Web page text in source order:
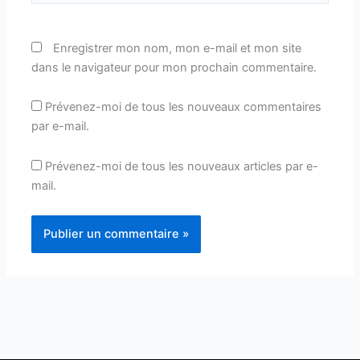
Enregistrer mon nom, mon e-mail et mon site
dans le navigateur pour mon prochain commentaire.
Prévenez-moi de tous les nouveaux commentaires
par e-mail.
Prévenez-moi de tous les nouveaux articles par e-
mail.